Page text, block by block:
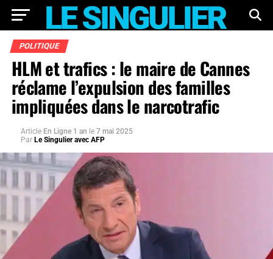
POLITIQUE
HLM et trafics : le maire de Cannes
réclame l’expulsion des familles
impliquées dans le narcotrafic
Article En Ligne 1 an le 7 mai 2025
Par Le Singulier avec AFP